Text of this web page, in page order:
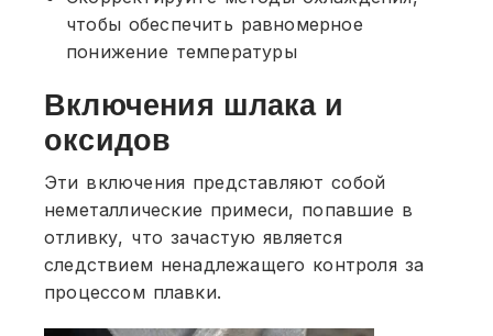
чтобы обеспечить равномерное
понижение температуры
Включения шлака и
оксидов
Эти включения представляют собой
неметаллические примеси, попавшие в
отливку, что зачастую является
следствием ненадлежащего контроля за
процессом плавки.